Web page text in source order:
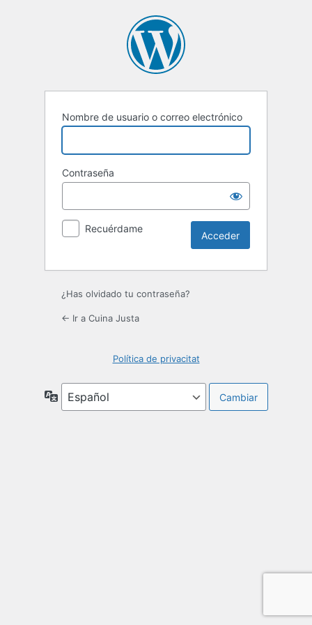
Nombre de usuario o correo electrónico
Contraseña
Recuérdame
¿Has olvidado tu contraseña?
← Ir a Cuina Justa
Política de privacitat
Idioma